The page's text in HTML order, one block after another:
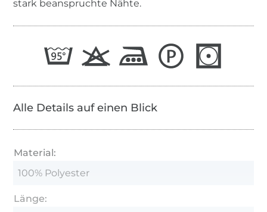
stark beanspruchte Nähte.
Alle Details auf einen Blick
Material:
100% Polyester
Länge: